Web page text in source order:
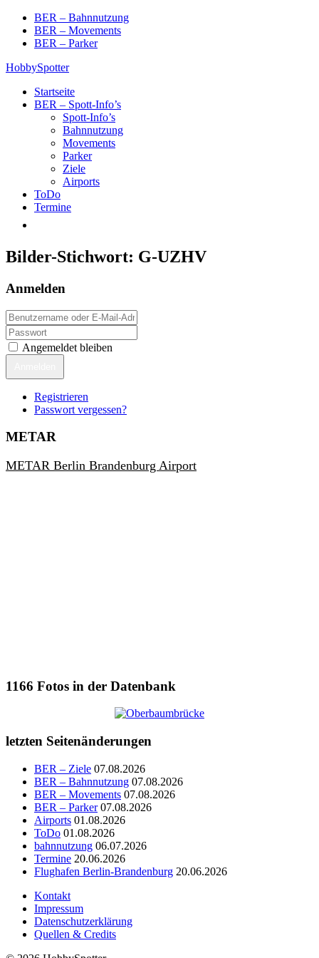
Skip
content
BER – Bahnnutzung
BER – Movements
BER – Parker
HobbySpotter
Startseite
BER – Spott-Info’s
Spott-Info’s
Bahnnutzung
Movements
Parker
Ziele
Airports
ToDo
Termine
Bilder-Stichwort: G-UZHV
Anmelden
Angemeldet bleiben
Registrieren
Passwort vergessen?
METAR
METAR Berlin Brandenburg Airport
1166 Fotos in der Datenbank
letzten Seitenänderungen
BER – Ziele 07.08.2026
BER – Bahnnutzung 07.08.2026
BER – Movements 07.08.2026
BER – Parker 07.08.2026
Airports 01.08.2026
ToDo 01.08.2026
bahnnutzung 06.07.2026
Termine 20.06.2026
Flughafen Berlin-Brandenburg 20.06.2026
Kontakt
Impressum
Datenschutzerklärung
Quellen & Credits